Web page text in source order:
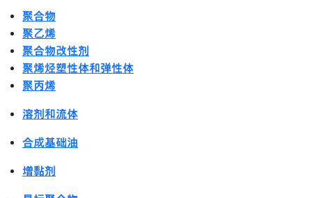
聚合物
聚乙烯
聚合物改性剂
聚烯烃塑性体和弹性体
聚丙烯
溶剂和流体
合成基础油
增黏剂